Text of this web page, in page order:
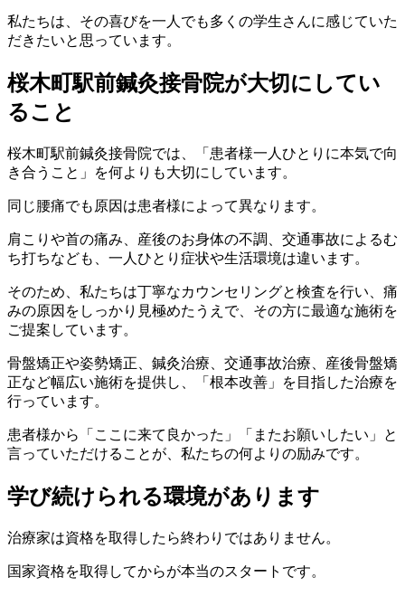
私たちは、その喜びを一人でも多くの学生さんに感じていた
だきたいと思っています。
桜木町駅前鍼灸接骨院が大切にしてい
ること
桜木町駅前鍼灸接骨院では、「患者様一人ひとりに本気で向
き合うこと」を何よりも大切にしています。
同じ腰痛でも原因は患者様によって異なります。
肩こりや首の痛み、産後のお身体の不調、交通事故によるむ
ち打ちなども、一人ひとり症状や生活環境は違います。
そのため、私たちは丁寧なカウンセリングと検査を行い、痛
みの原因をしっかり見極めたうえで、その方に最適な施術を
ご提案しています。
骨盤矯正や姿勢矯正、鍼灸治療、交通事故治療、産後骨盤矯
正など幅広い施術を提供し、「根本改善」を目指した治療を
行っています。
患者様から「ここに来て良かった」「またお願いしたい」と
言っていただけることが、私たちの何よりの励みです。
学び続けられる環境があります
治療家は資格を取得したら終わりではありません。
国家資格を取得してからが本当のスタートです。